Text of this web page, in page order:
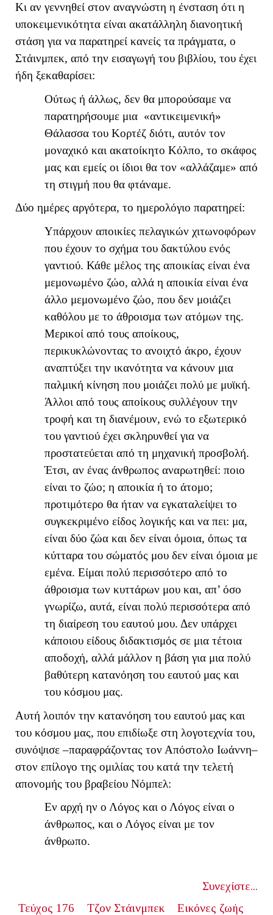
Κι αν γεννηθεί στον αναγνώστη η ένσταση ότι η
υποκειμενικότητα είναι ακατάλληλη διανοητική
στάση για να παρατηρεί κανείς τα πράγματα, ο
Στάινμπεκ, από την εισαγωγή του βιβλίου, του έχει
ήδη ξεκαθαρίσει:
Ούτως ή άλλως, δεν θα μπορούσαμε να
παρατηρήσουμε μια «αντικειμενική»
Θάλασσα του Κορτέζ διότι, αυτόν τον
μοναχικό και ακατοίκητο Κόλπο, το σκάφος
μας και εμείς οι ίδιοι θα τον «αλλάζαμε» από
τη στιγμή που θα φτάναμε.
Δύο ημέρες αργότερα, το ημερολόγιο παρατηρεί:
Υπάρχουν αποικίες πελαγικών χιτωνοφόρων
που έχουν το σχήμα του δακτύλου ενός
γαντιού. Κάθε μέλος της αποικίας είναι ένα
μεμονωμένο ζώο, αλλά η αποικία είναι ένα
άλλο μεμονωμένο ζώο, που δεν μοιάζει
καθόλου με το άθροισμα των ατόμων της.
Μερικοί από τους αποίκους,
περικυκλώνοντας το ανοιχτό άκρο, έχουν
αναπτύξει την ικανότητα να κάνουν μια
παλμική κίνηση που μοιάζει πολύ με μυϊκή.
Άλλοι από τους αποίκους συλλέγουν την
τροφή και τη διανέμουν, ενώ το εξωτερικό
του γαντιού έχει σκληρυνθεί για να
προστατεύεται από τη μηχανική προσβολή.
Έτσι, αν ένας άνθρωπος αναρωτηθεί: ποιο
είναι το ζώο; η αποικία ή το άτομο;
προτιμότερο θα ήταν να εγκαταλείψει το
συγκεκριμένο είδος λογικής και να πει: μα,
είναι δύο ζώα και δεν είναι όμοια, όπως τα
κύτταρα του σώματός μου δεν είναι όμοια με
εμένα. Είμαι πολύ περισσότερο από το
άθροισμα των κυττάρων μου και, απ’ όσο
γνωρίζω, αυτά, είναι πολύ περισσότερα από
τη διαίρεση του εαυτού μου. Δεν υπάρχει
κάποιου είδους διδακτισμός σε μια τέτοια
αποδοχή, αλλά μάλλον η βάση για μια πολύ
βαθύτερη κατανόηση του εαυτού μας και
του κόσμου μας.
Αυτή λοιπόν την κατανόηση του εαυτού μας και
του κόσμου μας, που επιδίωξε στη λογοτεχνία του,
συνόψισε –παραφράζοντας τον Απόστολο Ιωάννη–
στον επίλογο της ομιλίας του κατά την τελετή
απονομής του βραβείου Νόμπελ:
Εν αρχή ην ο Λόγος και ο Λόγος είναι ο
άνθρωπος, και ο Λόγος είναι με τον
άνθρωπο.
Συνεχίστε...
Τεύχος 176
Τζον Στάινμπεκ Εικόνες ζωής